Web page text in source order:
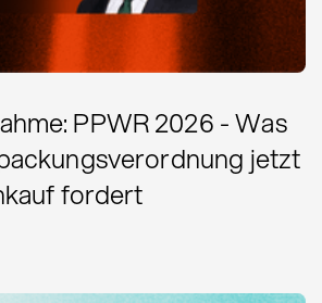
PPWR 2026 - Was
jetzt
fordert